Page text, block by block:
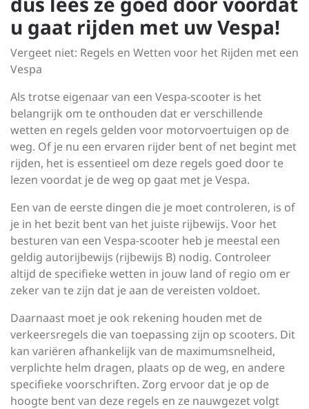
u gaat rijden met uw Vespa!
Vergeet niet: Regels en Wetten voor het Rijden met een
Vespa
Als trotse eigenaar van een Vespa-scooter is het
belangrijk om te onthouden dat er verschillende
wetten en regels gelden voor motorvoertuigen op de
weg. Of je nu een ervaren rijder bent of net begint met
rijden, het is essentieel om deze regels goed door te
lezen voordat je de weg op gaat met je Vespa.
Een van de eerste dingen die je moet controleren, is of
je in het bezit bent van het juiste rijbewijs. Voor het
besturen van een Vespa-scooter heb je meestal een
geldig autorijbewijs (rijbewijs B) nodig. Controleer
altijd de specifieke wetten in jouw land of regio om er
zeker van te zijn dat je aan de vereisten voldoet.
Daarnaast moet je ook rekening houden met de
verkeersregels die van toepassing zijn op scooters. Dit
kan variëren afhankelijk van de maximumsnelheid,
verplichte helm dragen, plaats op de weg, en andere
specifieke voorschriften. Zorg ervoor dat je op de
hoogte bent van deze regels en ze nauwgezet volgt